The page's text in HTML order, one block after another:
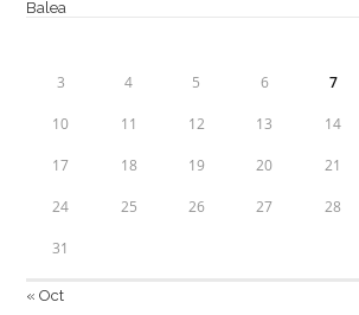
3 4 5 6 7
10 11 12 13 14
17 18 19 20 21
24 25 26 27 28
31
« Oct